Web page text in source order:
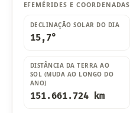
EFEMÉRIDES E COORDENADAS
DECLINAÇÃO SOLAR DO DIA
15,7°
DISTÂNCIA DA TERRA AO
SOL (MUDA AO LONGO DO
ANO)
151.661.724 km